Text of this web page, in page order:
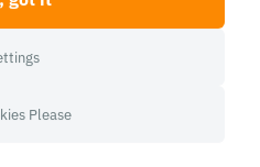
avec intervention humaine
Please